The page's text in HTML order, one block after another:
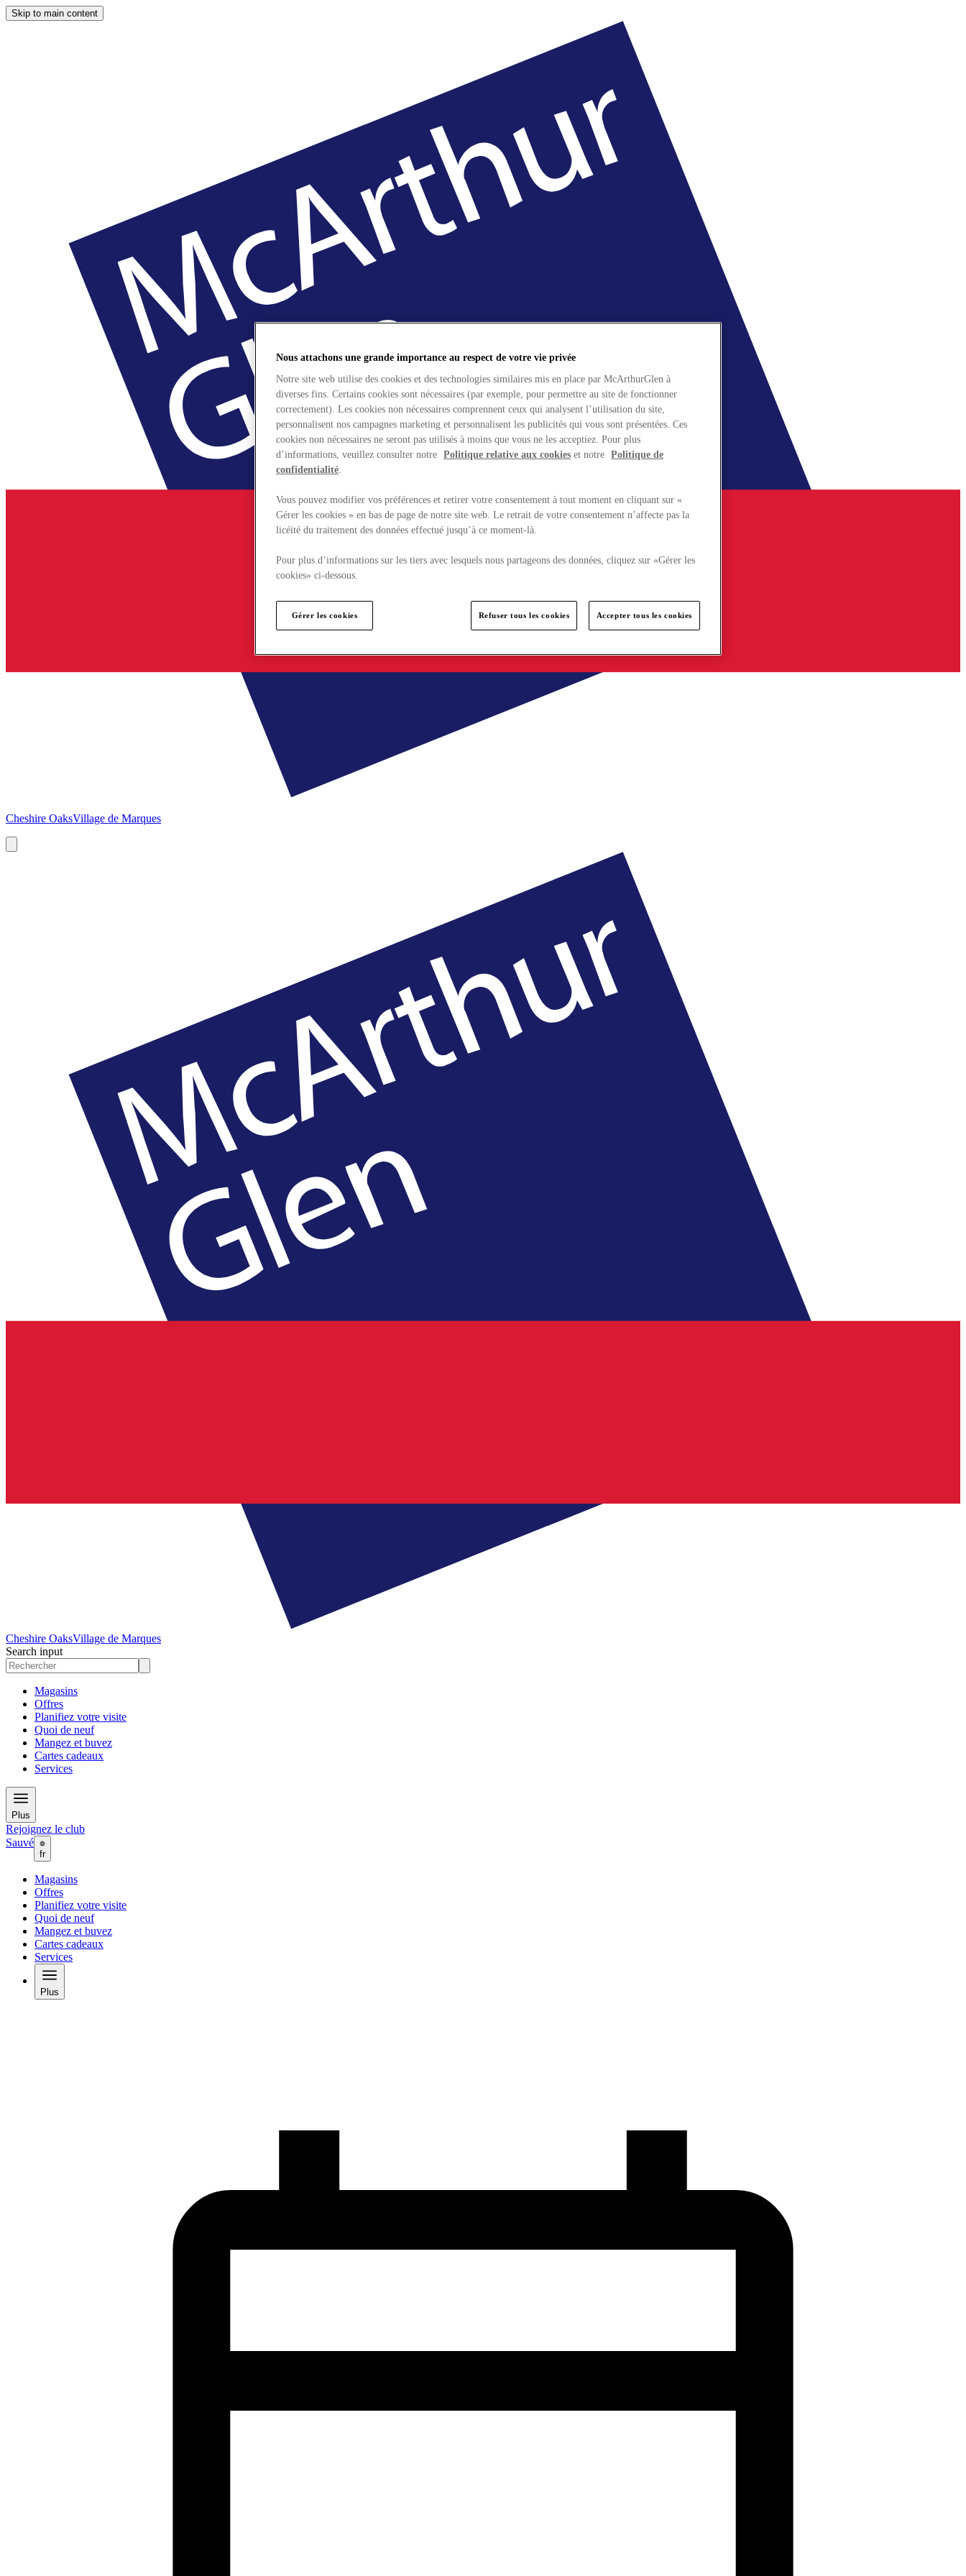
Skip to main content
Cheshire OaksVillage de Marques
Cheshire OaksVillage de Marques
Search input
Magasins
Offres
Planifiez votre visite
Quoi de neuf
Mangez et buvez
Cartes cadeaux
Services
Plus
Rejoignez le club
Sauvé
fr
Magasins
Offres
Planifiez votre visite
Quoi de neuf
Mangez et buvez
Cartes cadeaux
Services
Plus
Nous attachons une grande importance au respect de votre vie privée
Notre site web utilise des cookies et des technologies similaires mis en place par McArthurGlen à
diverses fins. Certains cookies sont nécessaires (par exemple, pour permettre au site de fonctionner
correctement). Les cookies non nécessaires comprennent ceux qui analysent l’utilisation du site,
personnalisent nos campagnes marketing et personnalisent les publicités qui vous sont présentées. Ces
cookies non nécessaires ne seront pas utilisés à moins que vous ne les acceptiez. Pour plus
d’informations, veuillez consulter notre Politique relative aux cookies et notre Politique de
confidentialité.
Vous pouvez modifier vos préférences et retirer votre consentement à tout moment en cliquant sur «
Gérer les cookies » en bas de page de notre site web. Le retrait de votre consentement n’affecte pas la
licéité du traitement des données effectué jusqu’à ce moment-là.
Pour plus d’informations sur les tiers avec lesquels nous partageons des données, cliquez sur «Gérer les
cookies» ci-dessous.
Gérer les cookies Refuser tous les cookies Accepter tous les cookies